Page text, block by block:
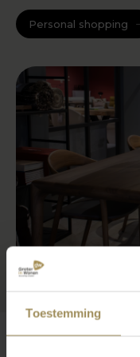
Toestemming
Personal shopping